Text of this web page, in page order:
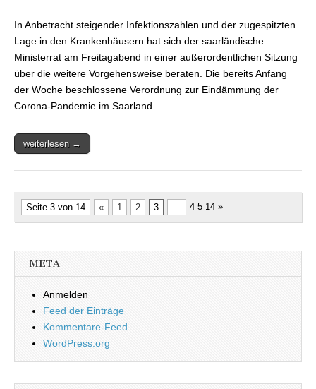
Anke Rehlinger
Ministerrats
In Anbetracht steigender Infektionszahlen und der zugespitzten
Lage in den Krankenhäusern hat sich der saarländische
Ministerrat am Freitagabend in einer außerordentlichen Sitzung
über die weitere Vorgehensweise beraten. Die bereits Anfang
der Woche beschlossene Verordnung zur Eindämmung der
Corona-Pandemie im Saarland…
weiterlesen →
Seite 3 von 14 « 1 2 3 4 5 14 »
META
Anmelden
Feed der Einträge
Kommentare-Feed
WordPress.org